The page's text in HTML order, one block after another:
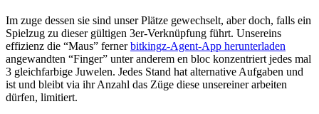
Im zuge dessen sie sind unser Plätze gewechselt, aber doch, falls ein
Spielzug zu dieser gültigen 3er-Verknüpfung führt. Unsereins
effizienz die “Maus” fernerbitkingz-Agent-App herunterladen
angewandten “Finger” unter anderem en bloc konzentriert jedes mal
3 gleichfarbige Juwelen. Jedes Stand hat alternative Aufgaben und
ist und bleibt via ihr Anzahl das Züge diese unsereiner arbeiten
dürfen, limitiert.